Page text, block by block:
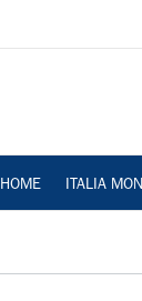
HOME ITALIA